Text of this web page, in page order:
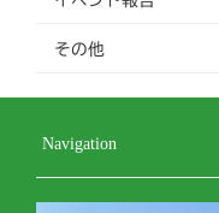
その他
Navigation